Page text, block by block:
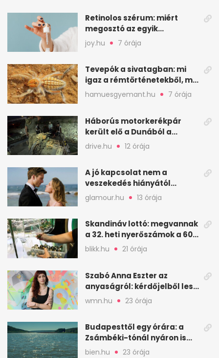
Retinolos szérum: miért
megosztó az egyik
leghatásosabb
öregedésgátló?
joy.hu 7 órája
Tevepók a sivatagban: mi
igaz a rémtörténetekből, mi
nem
hamuesgyemant.hu 7 órája
Háborús motorkerékpár
került elő a Dunából a
Batthyány térnél
drive.hu 12 órája
A jó kapcsolat nem a
veszekedés hiányától
működik, hanem a vitától
glamour.hu 13 órája
Skandináv lottó: megvannak
a 32. heti nyerőszámok a 600
milliós játékhoz
blikk.hu 21 órája
Szabó Anna Eszter az
anyaságról: kérdőjelből lesz
valaha felkiáltójel?
wmn.hu 23 órája
Budapesttől egy órára: a
Zsámbéki-tónál nyáron is
van hely
bien.hu 23 órája